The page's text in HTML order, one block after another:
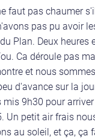
pas chaumer
pas pu avoir
Plan. Deux heures
Ca déroule pas
et nous
d'avance sur la
9h30 pour
petit air frais
au soleil, et ça,